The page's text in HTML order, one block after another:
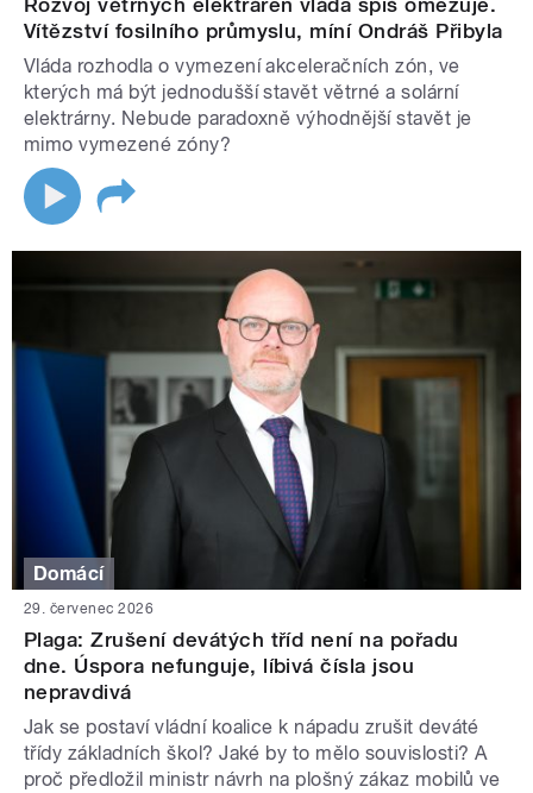
Vítězství fosilního průmyslu, míní Ondráš Přibyla
Vláda rozhodla o vymezení akceleračních zón, ve
kterých má být jednodušší stavět větrné a solární
elektrárny. Nebude paradoxně výhodnější stavět je
mimo vymezené zóny?
Domácí
29. červenec 2026
Plaga: Zrušení devátých tříd není na pořadu
dne. Úspora nefunguje, líbivá čísla jsou
nepravdivá
Jak se postaví vládní koalice k nápadu zrušit deváté
třídy základních škol? Jaké by to mělo souvislosti? A
proč předložil ministr návrh na plošný zákaz mobilů ve